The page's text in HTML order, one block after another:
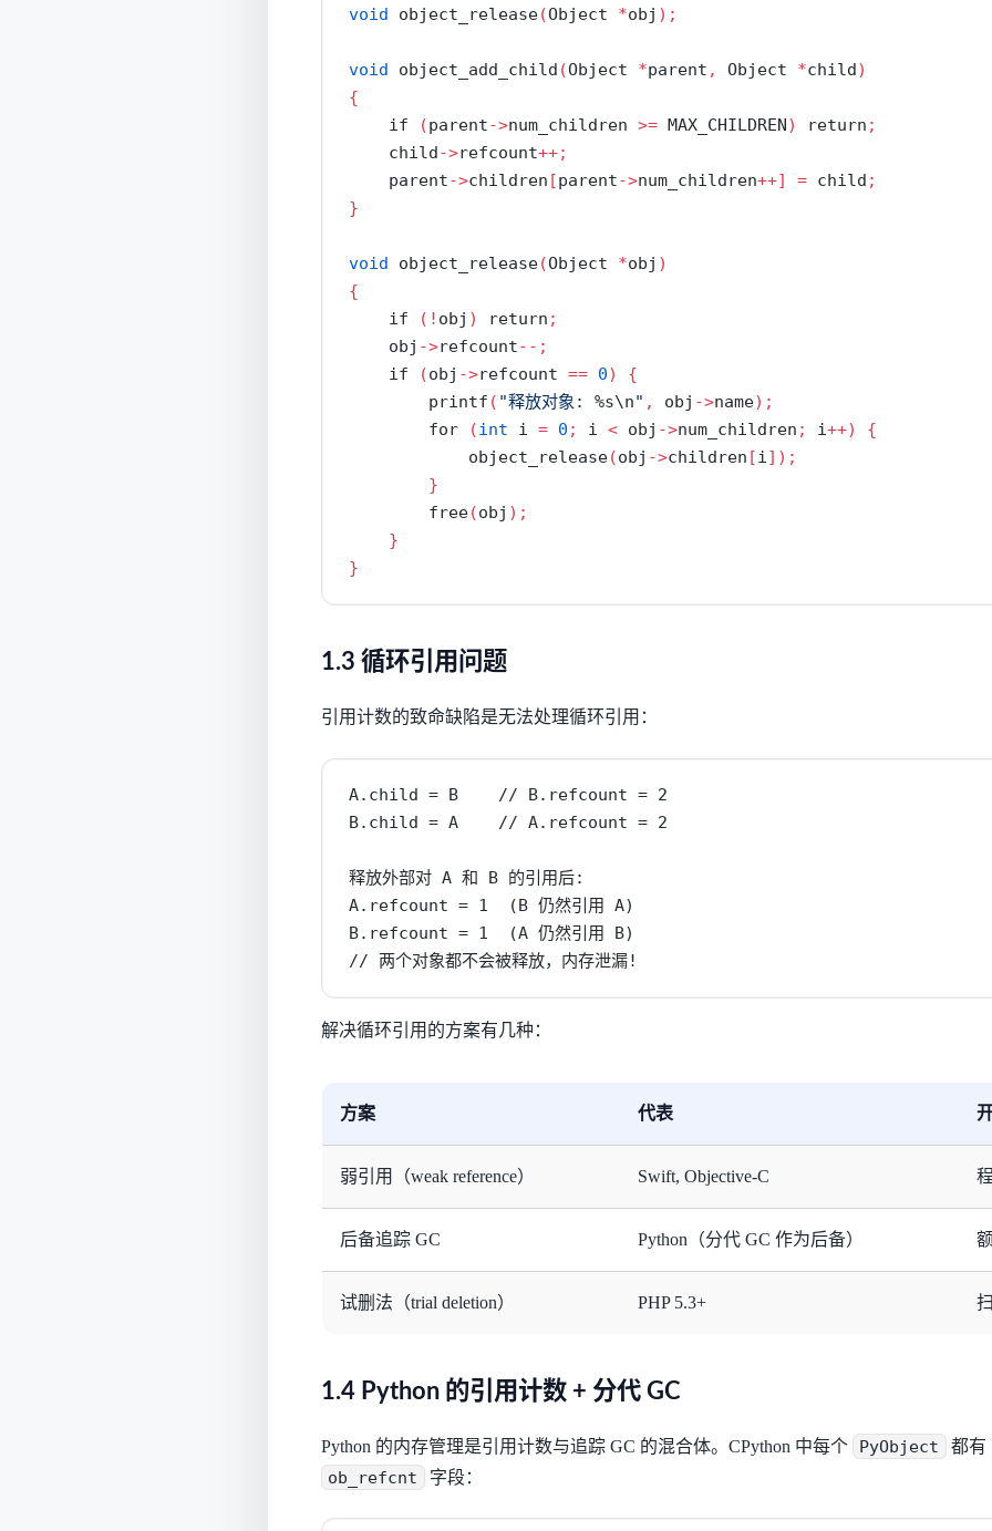
void object_release(Object *obj );
void object_add_child (Object *parent , Object *child)
{
if
(parent->num_children >= MAX_CHILDREN) return ;
    child
->refcount++;
    parent
->children [parent->num_children++] = child ;
}
void object_release(Object *obj )
{
if
(! obj ) return ;
    obj
->refcount--;
if
(obj ->refcount == 0)
{
        printf
( "释放对象: %s\n" , obj ->name);
for
(int i = 0 ; i < obj ->num_children ; i++)
{
            object_release
(obj ->children [i]);
}
        free
(obj );
}
}
1.3 循环引用问题
引用计数的致命缺陷是无法处理循环引用：
A.child = B    // B.refcount = 2
B.child = A    // A.refcount = 2
释放外部对 A 和 B 的引用后:
A.refcount = 1  (B 仍然引用 A)
B.refcount = 1  (A 仍然引用 B)
// 两个对象都不会被释放，内存泄漏!
解决循环引用的方案有几种：
方案 代表
弱引用（weak reference） Swift, Objective-C
后备追踪 GC Python（分代 GC 作为后备）
试删法（trial deletion） PHP 5.3+
1.4 Python 的引用计数 + 分代 GC
Python 的内存管理是引用计数与追踪 GC 的混合体。CPython 中每个 PyObject 都有
ob_refcnt 字段：